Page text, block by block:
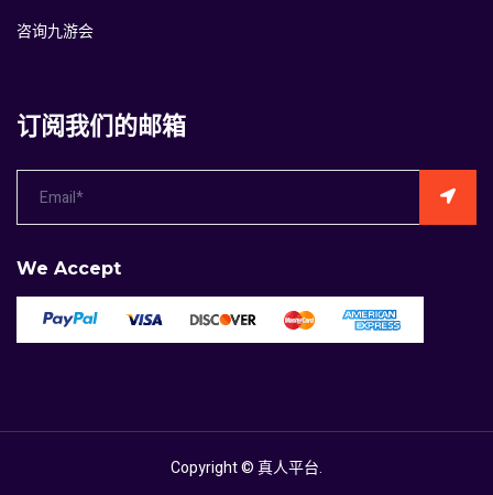
咨询九游会
订阅我们的邮箱
We Accept
Copyright ©真人平台.